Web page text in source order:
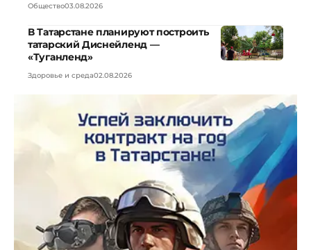
Общество03.08.2026
В Татарстане планируют построить
татарский Диснейленд —
«Туганленд»
Здоровье и среда02.08.2026